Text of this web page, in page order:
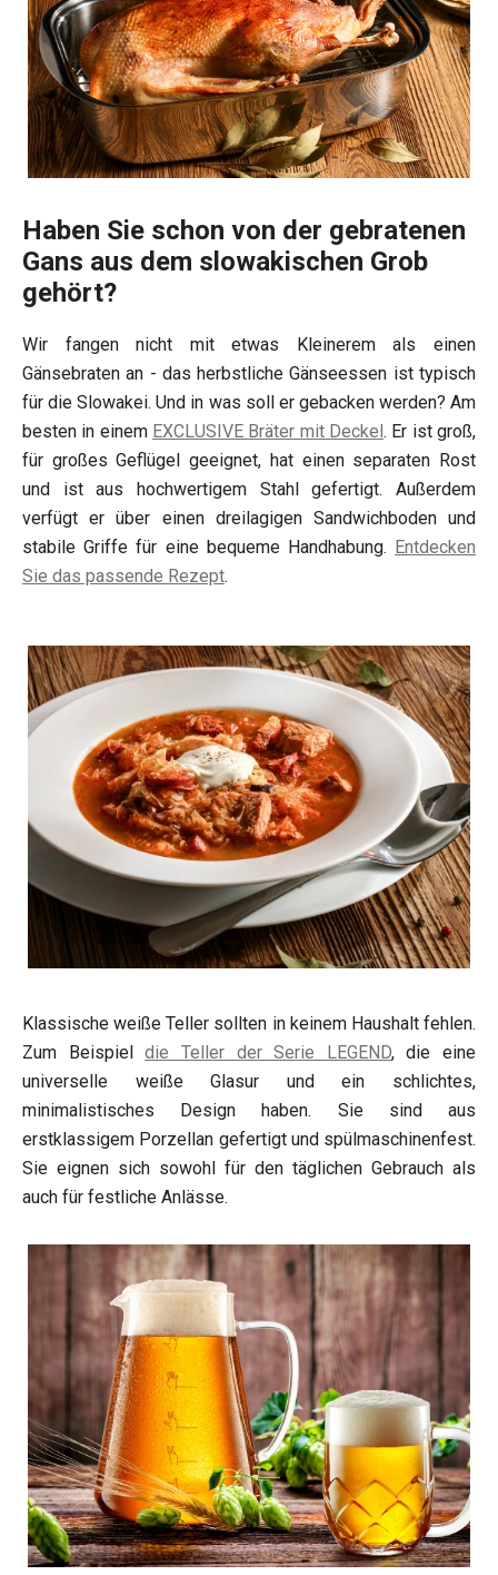
Haben Sie schon von der gebratenen
Gans aus dem slowakischen Grob
gehört?
Wir fangen nicht mit etwas Kleinerem als einen
Gänsebraten an - das herbstliche Gänseessen ist typisch
für die Slowakei. Und in was soll er gebacken werden? Am
besten in einem EXCLUSIVE Bräter mit Deckel . Er ist groß,
für großes Geflügel geeignet, hat einen separaten Rost
und ist aus hochwertigem Stahl gefertigt. Außerdem
verfügt er über einen dreilagigen Sandwichboden und
stabile Griffe für eine bequeme Handhabung. Entdecken
Sie das passende Rezept.
Klassische weiße Teller sollten in keinem Haushalt fehlen.
Zum Beispieldie Teller der Serie LEGEND, die eine
universelle weiße Glasur und ein schlichtes,
minimalistisches Design haben. Sie sind aus
erstklassigem Porzellan gefertigt und spülmaschinenfest.
Sie eignen sich sowohl für den täglichen Gebrauch als
auch für festliche Anlässe.